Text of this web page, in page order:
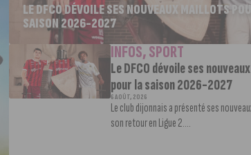
LE DFCO DÉVOILE SES NOUVEAUX MAILLOTS
SAISON 2026-2027
INFOS,SPORT
Le DFCO dévoile ses
pour la saison 2026-2027
6 AOÛT, 2026
Le club dijonnais a présenté ses
son retour en Ligue 2....